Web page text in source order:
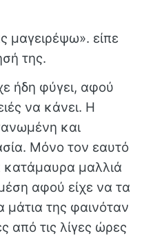
μαγειρέψω». είπε
της.
φύγει, αφού
να κάνει. Η
και
Μόνο τον εαυτό
κατάμαυρα μαλλιά
αφού είχε να τα
μάτια της φαινόταν
από τις λίγες ώρες